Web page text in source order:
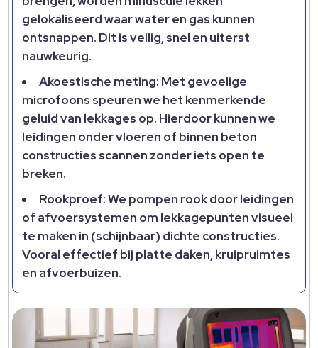
gelokaliseerd waar water en gas kunnen
ontsnappen.​ Dit is veilig, snel en uiterst
nauwkeurig.​
Akoestische meting: Met gevoelige
microfoons speuren we het kenmerkende
geluid van lekkages op.​ Hierdoor kunnen we
leidingen onder vloeren of binnen beton
constructies scannen zonder iets open te
breken.​
Rookproef: We pompen rook door leidingen
of afvoersystemen om lekkagepunten visueel
te maken in (schijnbaar) dichte constructies.​
Vooral effectief bij platte daken, kruipruimtes
en afvoerbuizen.​